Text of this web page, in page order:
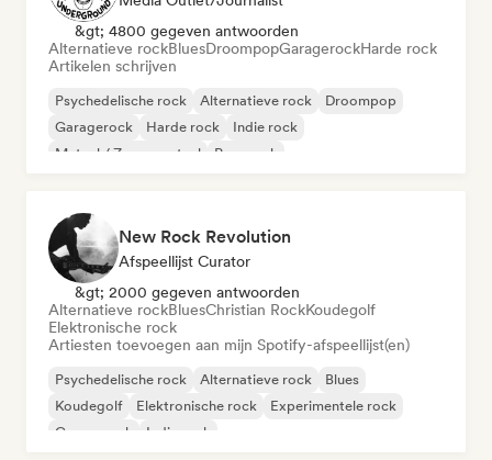
&gt; 4800 gegeven antwoorden
Alternatieve rockBluesDroompopGaragerockHarde rock
Artikelen schrijven
Psychedelische rock Alternatieve rock
Droompop
Garagerock
Harde rock
Indie rock
Metaal / Zwaar metaal
Pop-punk
New Rock Revolution
Afspeellijst Curator
&gt; 2000 gegeven antwoorden
Alternatieve rockBluesChristian RockKoudegolf
Elektronische rock
Artiesten toevoegen aan mijn Spotify-afspeellijst(en)
Psychedelische rock Alternatieve rock
Blues
Koudegolf
Elektronische rock
Experimentele rock
Garagerock
Indie rock